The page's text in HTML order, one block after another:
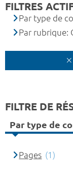
FILTRES
Par type de
Par rubrique:
FILTRE DE
Par type de
Pages (1)